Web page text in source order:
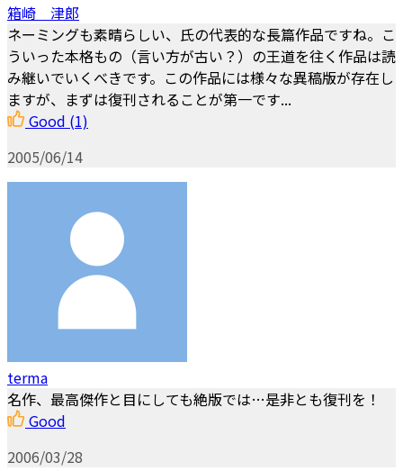
箱崎 津郎
ネーミングも素晴らしい、氏の代表的な長篇作品ですね。こ
ういった本格もの（言い方が古い？）の王道を往く作品は読
み継いでいくべきです。この作品には様々な異稿版が存在し
ますが、まずは復刊されることが第一です...
Good (1)
2005/06/14
terma
名作、最高傑作と目にしても絶版では…是非とも復刊を！
Good
2006/03/28